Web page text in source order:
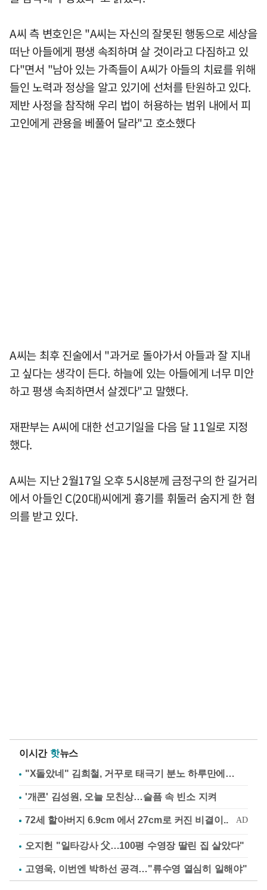
A씨 측 변호인은 "A씨는 자신의 잘못된 행동으로 세상을
떠난 아들에게 평생 속죄하며 살 것이라고 다짐하고 있
다"면서 "남아 있는 가족들이 A씨가 아들의 치료를 위해
들인 노력과 정상을 알고 있기에 선처를 탄원하고 있다.
제반 사정을 참작해 우리 법이 허용하는 범위 내에서 피
고인에게 관용을 베풀어 달라"고 호소했다
A씨는 최후 진술에서 "과거로 돌아가서 아들과 잘 지내
고 싶다는 생각이 든다. 하늘에 있는 아들에게 너무 미안
하고 평생 속죄하면서 살겠다"고 말했다.
재판부는 A씨에 대한 선고기일을 다음 달 11일로 지정
했다.
A씨는 지난 2월17일 오후 5시8분께 금정구의 한 길거리
에서 아들인 C(20대)씨에게 흉기를 휘둘러 숨지게 한 혐
의를 받고 있다.
이시간 핫뉴스
"X돌았네" 김희철, 거꾸로 태극기 분노 하루만에…
'개콘' 김성원, 오늘 모친상…슬픔 속 빈소 지켜
오지헌 "일타강사 父…100평 수영장 딸린 집 살았다"
고영욱, 이번엔 박하선 공격…"류수영 열심히 일해야"